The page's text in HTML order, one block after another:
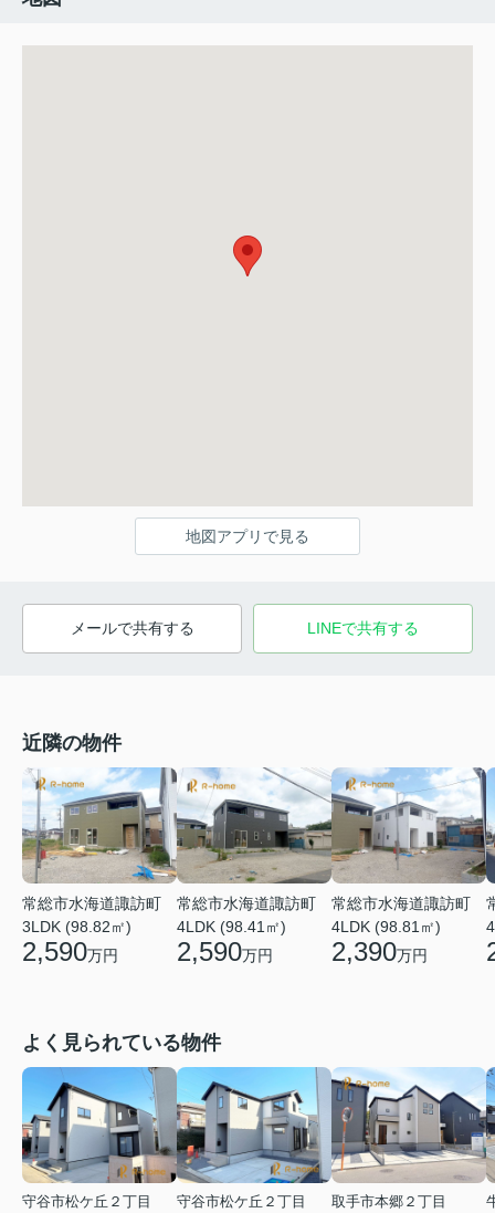
地図アプリで見る
メールで共有する LINEで共有する
近隣の物件
常総市水海道諏訪町
3LDK (98.82㎡)
2,590万円
常総市水海道諏訪町
4LDK (98.41㎡)
2,590万円
常総市水海道諏訪町
4LDK (98.81㎡)
2,390万円
よく見られている物件
守谷市松ケ丘２丁目
守谷市松ケ丘２丁目
取手市本郷２丁目